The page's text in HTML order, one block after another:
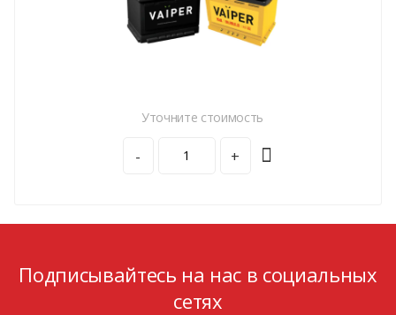
Уточните стоимость
- +
Подписывайтесь на нас в социальных
сетях